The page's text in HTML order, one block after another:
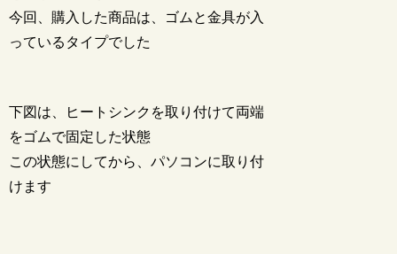
今回、購入した商品は、ゴムと金具が入
っているタイプでした
下図は、ヒートシンクを取り付けて両端
をゴムで固定した状態
この状態にしてから、パソコンに取り付
けます